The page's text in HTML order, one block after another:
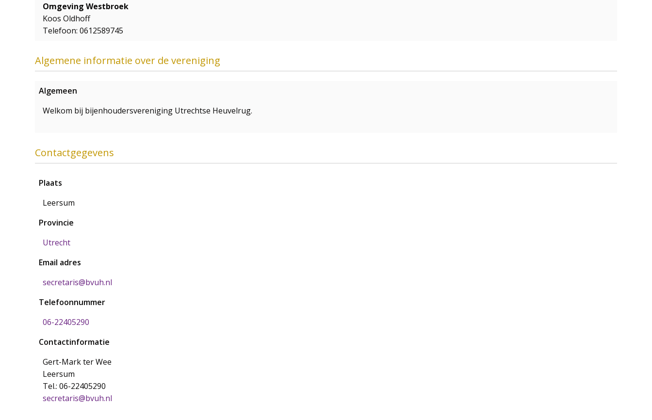
Omgeving Westbroek
Koos Oldhoff
Telefoon: 0612589745
Algemene informatie over de vereniging
Algemeen
Welkom bij bijenhoudersvereniging Utrechtse Heuvelrug.
Contactgegevens
Plaats
Leersum
Provincie
Utrecht
Email adres
secretaris@bvuh.nl
Telefoonnummer
06-22405290
Contactinformatie
Gert-Mark ter Wee
Leersum
Tel.: 06-22405290
secretaris@bvuh.nl